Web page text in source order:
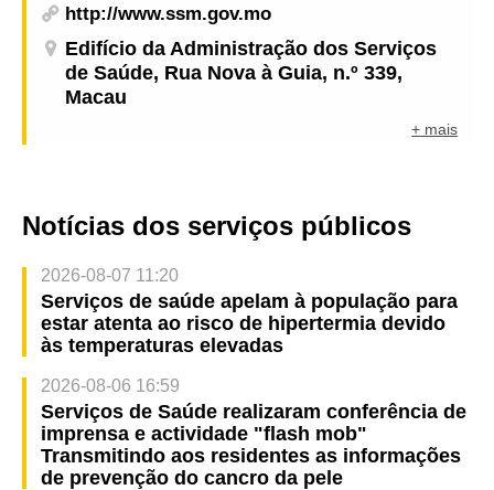
prevenir em conjunto as doenças transmitidas por
mosquitos
http://www.ssm.gov.mo
Edifício da Administração dos Serviços
de Saúde, Rua Nova à Guia, n.º 339,
Macau
+ mais
Notícias dos serviços públicos
2026-08-07 11:20
Serviços de saúde apelam à população para
estar atenta ao risco de hipertermia devido
às temperaturas elevadas
2026-08-06 16:59
Serviços de Saúde realizaram conferência de
imprensa e actividade "flash mob"
Transmitindo aos residentes as informações
de prevenção do cancro da pele